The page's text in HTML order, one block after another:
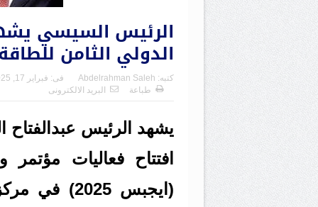
الرئيس السيسي
الدولي الثامن للطاقة
كتبه: Abdelrahman Saleh فى: فبراير 17, 2025
طباعة
البريد الالكترونى
يشهد الرئيس عبدالفتاح
افتتاح فعاليات
(ايجبس